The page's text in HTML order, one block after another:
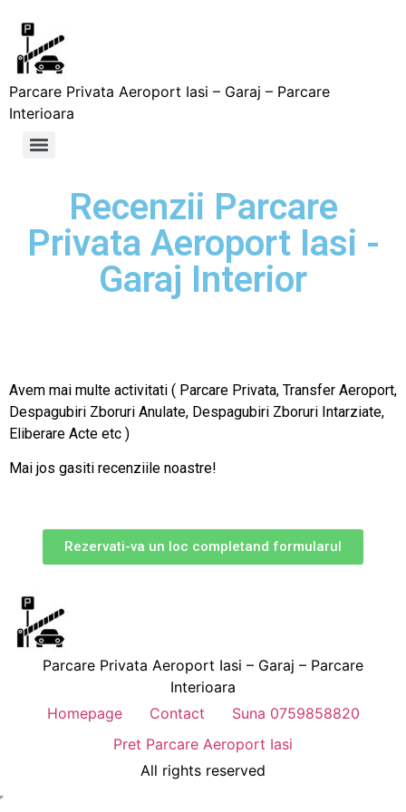
Parcare Privata Aeroport Iasi – Garaj – Parcare
Interioara
Recenzii Parcare
Privata Aeroport Iasi -
Garaj Interior
Avem mai multe activitati ( Parcare Privata, Transfer Aeroport,
Despagubiri Zboruri Anulate, Despagubiri Zboruri Intarziate,
Eliberare Acte etc )
Mai jos gasiti recenziile noastre!
Rezervati-va un loc completand formularul
Parcare Privata Aeroport Iasi – Garaj – Parcare
Interioara
Homepage
Contact
Suna 0759858820
Pret Parcare Aeroport Iasi
All rights reserved